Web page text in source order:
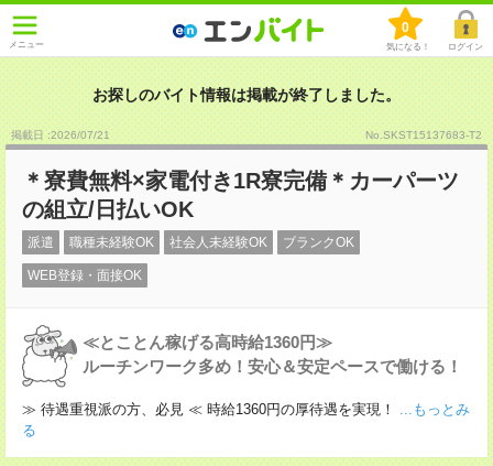
メニュー
0
気になる！ ログイン
お探しのバイト情報は掲載が終了しました。
掲載日 :2026/07/21 No.SKST15137683-T2
＊寮費無料×家電付き1R寮完備＊カーパーツ
の組立/日払いOK
派遣 職種未経験OK 社会人未経験OK ブランクOK
WEB登録・面接OK
≪とことん稼げる高時給1360円≫
ルーチンワーク多め！安心＆安定ペースで働ける！
≫ 待遇重視派の方、必見 ≪ 時給1360円の厚待遇を実現！
...もっとみ
る